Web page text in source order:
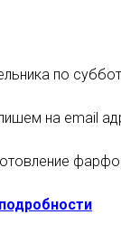
по
на email